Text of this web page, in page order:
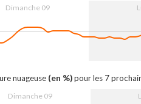
Dimanche 09
nuageuse (en %)pour les 7
Dimanche 09